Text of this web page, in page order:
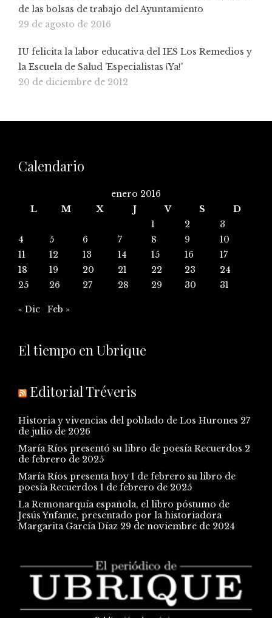
de las bolsas de trabajo del Ayuntamiento
29 de agosto de 2016
IU felicita la labor educativa del IES Los Remedios y
la Escuela de Salud 'Especialistas ¡Ya!'
20 de diciembre de 2012
Calendario
enero 2016
L
M X J V S
D
1
2
3
4
5 6 7 8 9
10
11
12 13 14 15 16
17
18
19 20 21 22 23
24
25
26 27 28 29 30 31
« Dic Feb »
El tiempo en Ubrique
Editorial Tréveris
Historia y vivencias del poblado de Los Hurones 27
de julio de 2026
María Ríos presentó su libro de poesía Recuerdos 2
de febrero de 2025
María Ríos presenta hoy 1 de febrero su libro de
poesía Recuerdos 1 de febrero de 2025
La Remonarquía española, el libro póstumo de
Jesús Ynfante, presentado por la historiadora
Margarita García Díaz 29 de noviembre de 2024